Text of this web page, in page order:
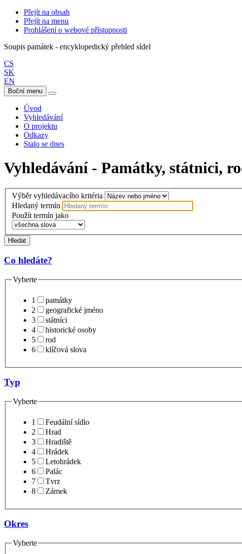
Přejít na obsah
Přejít na menu
Prohlášení o webové přístupnosti
Soupis památek - encyklopedický přehled sídel
CS
SK
EN
Boční menu
Úvod
Vyhledávání
O projektu
Odkazy
Stalo se dnes
Vyhledávání - Památky, státnici,
Výběr vyhledávacího kritéria
Hledaný termín
Použít termín jako
Hledat
Co hledáte?
Vyberte
1
památky
2
geografické jméno
3
státníci
4
historické osoby
5
rod
6
klíčová slova
Typ
Vyberte
1
Feudální sídlo
2
Hrad
3
Hradiště
4
Hrádek
5
Letohrádek
6
Palác
7
Tvrz
8
Zámek
Okres
Vyberte